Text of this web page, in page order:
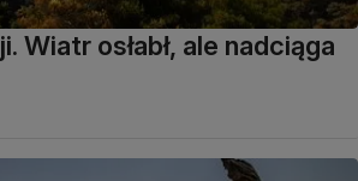
Wiatr osłabł, ale nadciąga